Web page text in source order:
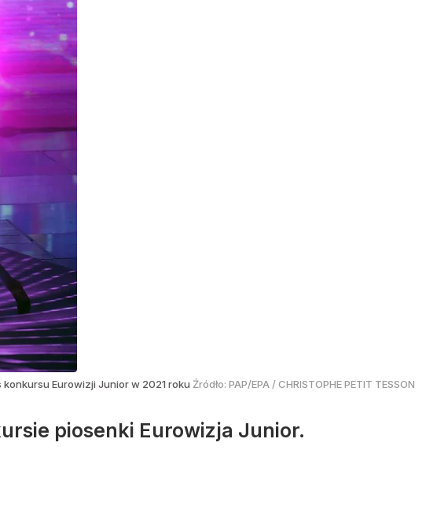
Eurowizji Junior w 2021 roku Źródło: PAP/EPA /CHRISTOPHE PETIT TESSON
piosenki Eurowizja Junior.